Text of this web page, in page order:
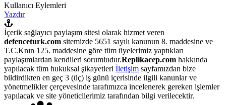
Kullanıcı Eylemleri
Yazdır
İçerik sağlayıcı paylaşım sitesi olarak hizmet veren
defenceturk.com sitemizde 5651 sayılı kanunun 8. maddesine ve
T.C.Knın 125. maddesine göre tüm üyelerimiz yaptıkları
paylaşımlardan kendileri sorumludur.Replikacep.com hakkında
yapılacak tüm hukuksal şikayetleri İletişim sayfamızdan bize
bildirdikten en geç 3 (üç) iş günü içerisinde ilgili kanunlar ve
yönetmelikler çerçevesinde tarafımızca incelenerek gereken işlemler
yapılacak ve site yöneticilerimiz tarafından bilgi verilecektir.